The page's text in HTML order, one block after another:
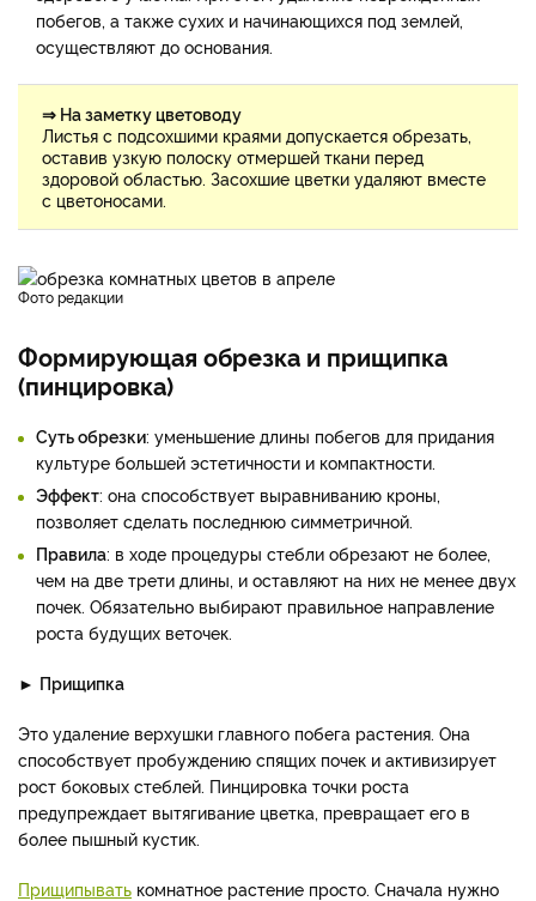
побегов, а также сухих и начинающихся под землей,
осуществляют до основания.
⇒ На заметку цветоводу
Листья с подсохшими краями допускается обрезать,
оставив узкую полоску отмершей ткани перед
здоровой областью. Засохшие цветки удаляют вместе
с цветоносами.
фото редакции
Формирующая обрезка и прищипка
(пинцировка)
Суть обрезки: уменьшение длины побегов для придания
культуре большей эстетичности и компактности.
Эффект: она способствует выравниванию кроны,
позволяет сделать последнюю симметричной.
Правила: в ходе процедуры стебли обрезают не более,
чем на две трети длины, и оставляют на них не менее двух
почек. Обязательно выбирают правильное направление
роста будущих веточек.
► Прищипка
Это удаление верхушки главного побега растения. Она
способствует пробуждению спящих почек и активизирует
рост боковых стеблей. Пинцировка точки роста
предупреждает вытягивание цветка, превращает его в
более пышный кустик.
Прищипывать комнатное растение просто. Сначала нужно